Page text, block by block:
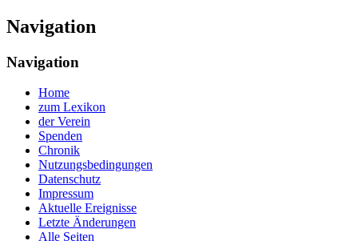
Navigation
Navigation
Home
zum Lexikon
der Verein
Spenden
Chronik
Nutzungsbedingungen
Datenschutz
Impressum
Aktuelle Ereignisse
Letzte Änderungen
Alle Seiten